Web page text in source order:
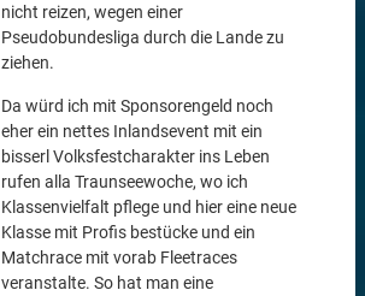
nicht reizen, wegen einer
Pseudobundesliga durch die Lande zu
ziehen.
Da würd ich mit Sponsorengeld noch
eher ein nettes Inlandsevent mit ein
bisserl Volksfestcharakter ins Leben
rufen alla Traunseewoche, wo ich
Klassenvielfalt pflege und hier eine neue
Klasse mit Profis bestücke und ein
Matchrace mit vorab Fleetraces
veranstalte. So hat man eine